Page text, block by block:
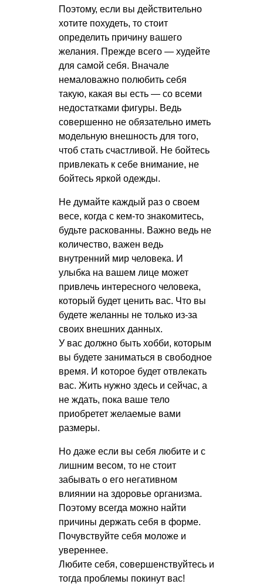
Поэтому, если вы действительно
хотите похудеть, то стоит
определить причину вашего
желания. Прежде всего — худейте
для самой себя. Вначале
немаловажно полюбить себя
такую, какая вы есть — со всеми
недостатками фигуры. Ведь
совершенно не обязательно иметь
модельную внешность для того,
чтоб стать счастливой. Не бойтесь
привлекать к себе внимание, не
бойтесь яркой одежды.
Не думайте каждый раз о своем
весе, когда с кем-то знакомитесь,
будьте раскованны. Важно ведь не
количество, важен ведь
внутренний мир человека. И
улыбка на вашем лице может
привлечь интересного человека,
который будет ценить вас. Что вы
будете желанны не только из-за
своих внешних данных.
У вас должно быть хобби, которым
вы будете заниматься в свободное
время. И которое будет отвлекать
вас. Жить нужно здесь и сейчас, а
не ждать, пока ваше тело
приобретет желаемые вами
размеры.
Но даже если вы себя любите и с
лишним весом, то не стоит
забывать о его негативном
влиянии на здоровье организма.
Поэтому всегда можно найти
причины держать себя в форме.
Почувствуйте себя моложе и
увереннее.
Любите себя, совершенствуйтесь и
тогда проблемы покинут вас!